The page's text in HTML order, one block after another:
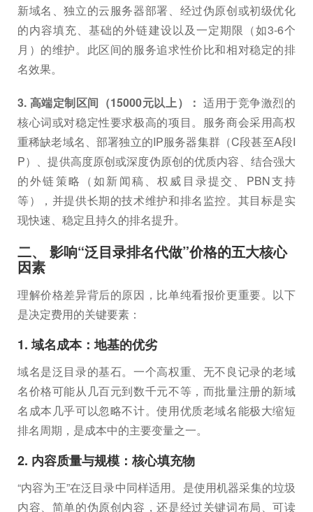
新域名、独立的云服务器部署、经过伪原创或初级优化
的内容填充、基础的外链建设以及一定期限（如3-6个
月）的维护。此区间的服务追求性价比和相对稳定的排
名效果。
3. 高端定制区间（15000元以上）： 适用于竞争激烈的
核心词或对稳定性要求极高的项目。服务商会采用高权
重稀缺老域名、部署独立的IP服务器集群（C段甚至A段I
P）、提供高度原创或深度伪原创的优质内容、结合强大
的外链策略（如新闻稿、权威目录提交、PBN支持
等），并提供长期的技术维护和排名监控。其目标是实
现快速、稳定且持久的排名提升。
二、 影响“泛目录排名代做”价格的五大核心
因素
理解价格差异背后的原因，比单纯看报价更重要。以下
是决定费用的关键要素：
1. 域名成本：地基的优劣
域名是泛目录的基石。一个高权重、无不良记录的老域
名价格可能从几百元到数千元不等，而批量注册的新域
名成本几乎可以忽略不计。使用优质老域名能极大缩短
排名周期，是成本中的主要变量之一。
2. 内容质量与规模：核心填充物
“内容为王”在泛目录中同样适用。是使用机器采集的垃圾
内容、简单的伪原创内容，还是经过关键词布局、可读